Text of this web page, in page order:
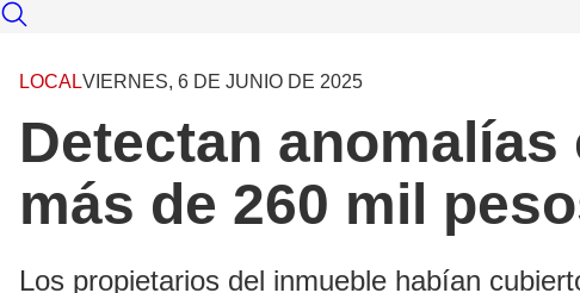
LOCALVIERNES, 6 DE JUNIO DE 2025
Detectan
más de 260 mil
Los propietarios del inmueble habían